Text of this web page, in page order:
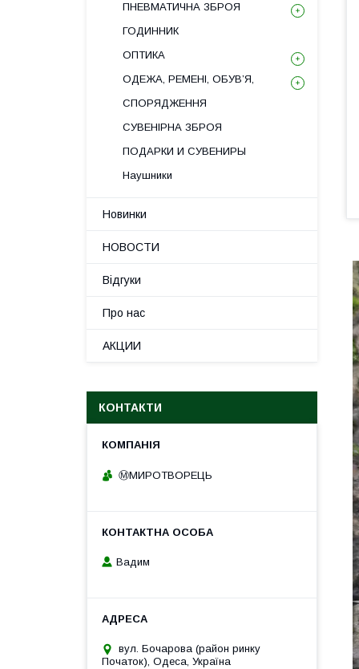
ПНЕВМАТИЧНА ЗБРОЯ
ГОДИННИК
ОПТИКА
ОДЕЖА, РЕМЕНІ, ОБУВ’Я,
СПОРЯДЖЕННЯ
СУВЕНІРНА ЗБРОЯ
ПОДАРКИ И СУВЕНИРЫ
Наушники
Новинки
НОВОСТИ
Відгуки
Про нас
АКЦИИ
КОНТАКТИ
Ⓜ️МИРОТВОРЕЦЬ
Вадим
вул. Бочарова (район ринку
Початок), Одеса, Україна